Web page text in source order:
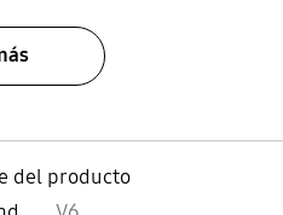
del producto